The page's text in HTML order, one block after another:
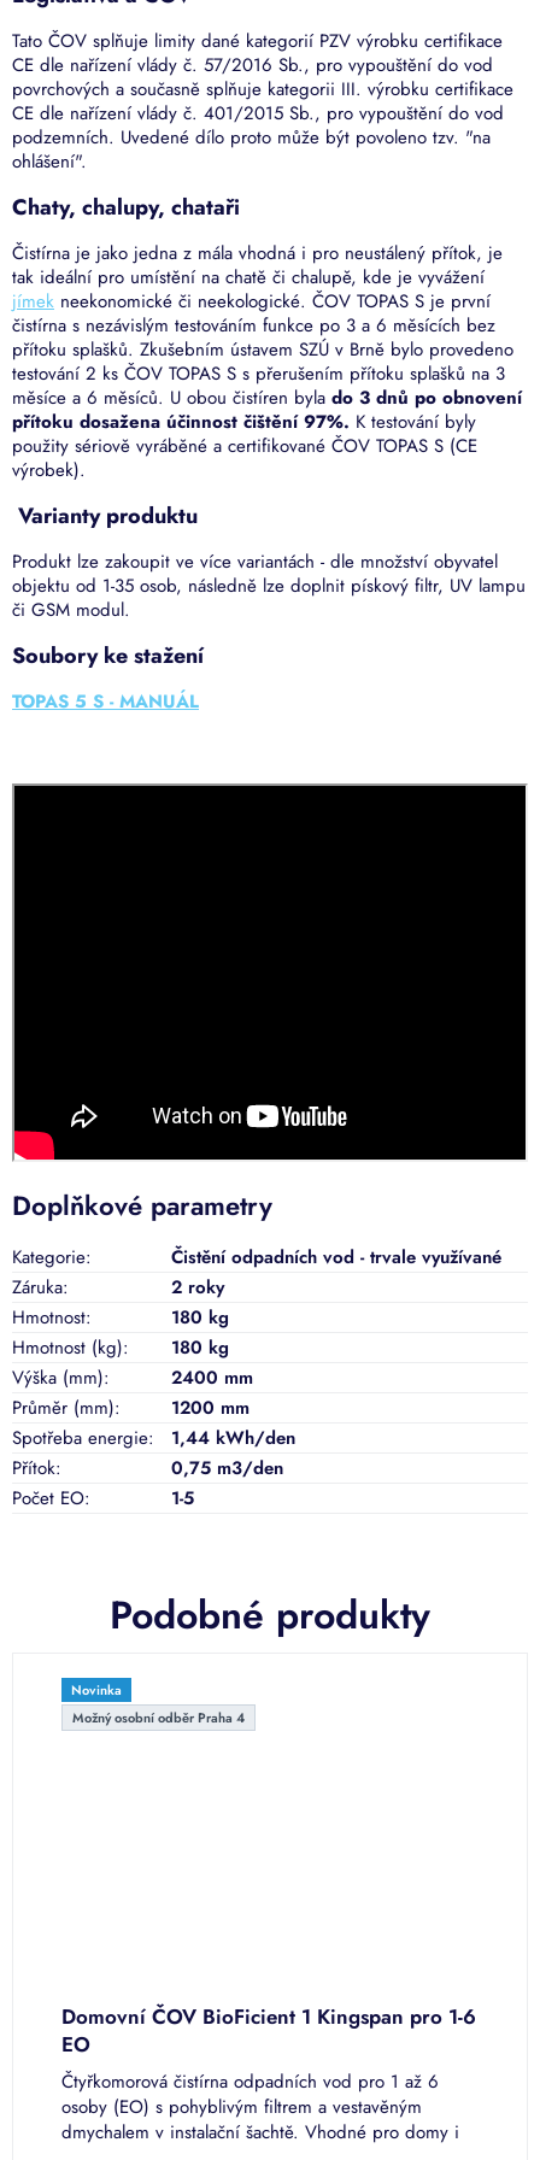
Tato ČOV splňuje limity dané kategorií PZV výrobku certifikace
CE dle nařízení vlády č. 57/2016 Sb., pro vypouštění do vod
povrchových a současně splňuje kategorii III. výrobku certifikace
CE dle nařízení vlády č. 401/2015 Sb., pro vypouštění do vod
podzemních. Uvedené dílo proto může být povoleno tzv. "na
ohlášení".
Chaty, chalupy, chataři
Čistírna je jako jedna z mála vhodná i pro neustálený přítok, je
tak ideální pro umístění na chatě či chalupě, kde je vyvážení
jímek neekonomické či neekologické. ČOV TOPAS S je první
čistírna s nezávislým testováním funkce po 3 a 6 měsících bez
přítoku splašků. Zkušebním ústavem SZÚ v Brně bylo provedeno
testování 2 ks ČOV TOPAS S s přerušením přítoku splašků na 3
měsíce a 6 měsíců. U obou čistíren byla do 3 dnů po obnovení
přítoku dosažena účinnost čištění 97%. K testování byly
použity sériově vyráběné a certifikované ČOV TOPAS S (CE
výrobek).
Varianty produktu
Produkt lze zakoupit ve více variantách - dle množství obyvatel
objektu od 1-35 osob, následně lze doplnit pískový filtr, UV lampu
či GSM modul.
Soubory ke stažení
TOPAS 5 S - MANUÁL
Doplňkové parametry
Kategorie:
Čistění odpadních vod - trvale využívané
Záruka:
2 roky
Hmotnost:
180 kg
Hmotnost (kg):
180 kg
Výška (mm):
2400 mm
Průměr (mm):
1200 mm
Spotřeba energie:
1,44 kWh/den
Přítok:
0,75 m3/den
Počet EO: 1-5
Podobné produkty
Novinka
Možný osobní odběr Praha 4
Domovní ČOV BioFicient 1 Kingspan pro 1-6
EO
Čtyřkomorová čistírna odpadních vod pro 1 až 6
osoby (EO) s pohyblivým filtrem a vestavěným
dmychalem v instalační šachtě. Vhodné pro domy i